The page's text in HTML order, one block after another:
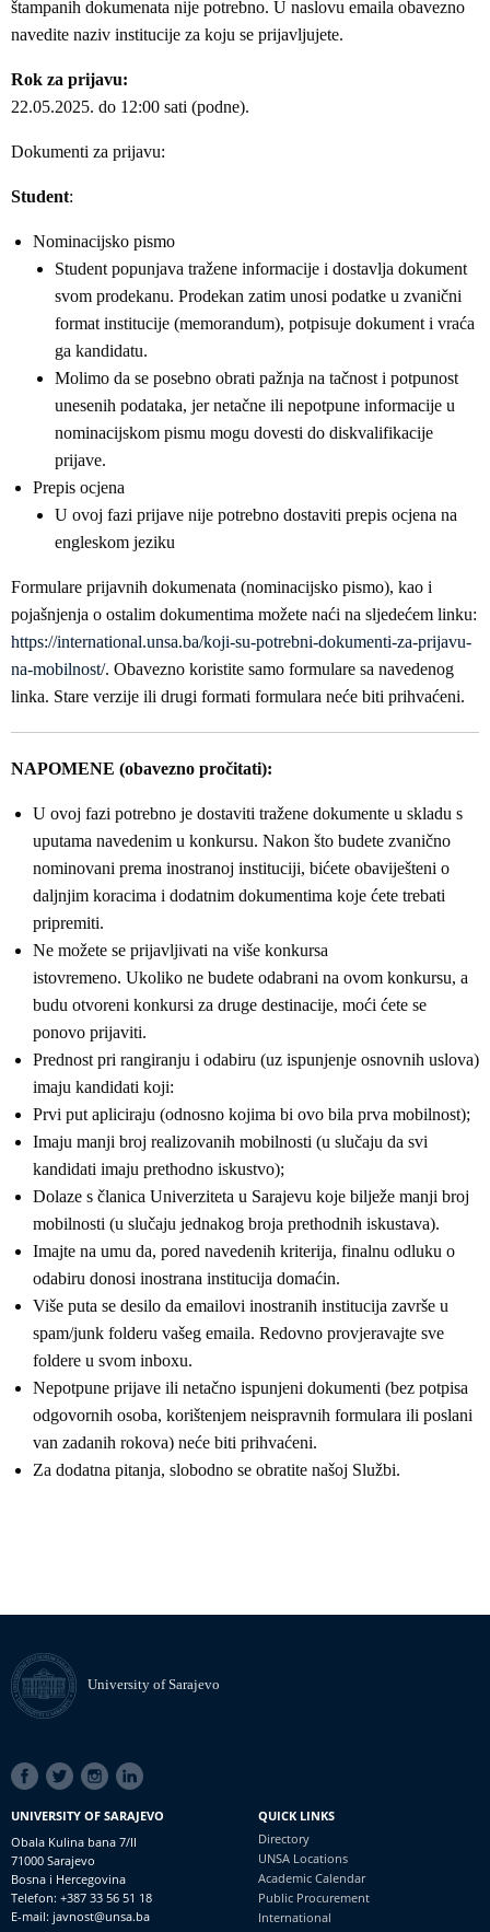
štampanih dokumenata nije potrebno. U naslovu emaila obavezno
navedite naziv institucije za koju se prijavljujete.
Rok za prijavu:
22.05.2025. do 12:00 sati (podne).
Dokumenti za prijavu:
Student:
Nominacijsko pismo
Student popunjava tražene informacije i dostavlja dokument
svom prodekanu. Prodekan zatim unosi podatke u zvanični
format institucije (memorandum), potpisuje dokument i vraća
ga kandidatu.
Molimo da se posebno obrati pažnja na tačnost i potpunost
unesenih podataka, jer netačne ili nepotpune informacije u
nominacijskom pismu mogu dovesti do diskvalifikacije
prijave.
Prepis ocjena
U ovoj fazi prijave nije potrebno dostaviti prepis ocjena na
engleskom jeziku
Formulare prijavnih dokumenata (nominacijsko pismo), kao i
pojašnjenja o ostalim dokumentima možete naći na sljedećem linku:
https://international.unsa.ba/koji-su-potrebni-dokumenti-za-prijavu-
na-mobilnost/. Obavezno koristite samo formulare sa navedenog
linka. Stare verzije ili drugi formati formulara neće biti prihvaćeni.
NAPOMENE (obavezno pročitati):
U ovoj fazi potrebno je dostaviti tražene dokumente u skladu s
uputama navedenim u konkursu. Nakon što budete zvanično
nominovani prema inostranoj instituciji, bićete obaviješteni o
daljnjim koracima i dodatnim dokumentima koje ćete trebati
pripremiti.
Ne možete se prijavljivati na više konkursa
istovremeno. Ukoliko ne budete odabrani na ovom konkursu, a
budu otvoreni konkursi za druge destinacije, moći ćete se
ponovo prijaviti.
Prednost pri rangiranju i odabiru (uz ispunjenje osnovnih uslova)
imaju kandidati koji:
Prvi put apliciraju (odnosno kojima bi ovo bila prva mobilnost);
Imaju manji broj realizovanih mobilnosti (u slučaju da svi
kandidati imaju prethodno iskustvo);
Dolaze s članica Univerziteta u Sarajevu koje bilježe manji broj
mobilnosti (u slučaju jednakog broja prethodnih iskustava).
Imajte na umu da, pored navedenih kriterija, finalnu odluku o
odabiru donosi inostrana institucija domaćin.
Više puta se desilo da emailovi inostranih institucija završe u
spam/junk folderu vašeg emaila. Redovno provjeravajte sve
foldere u svom inboxu.
Nepotpune prijave ili netačno ispunjeni dokumenti (bez potpisa
odgovornih osoba, korištenjem neispravnih formulara ili poslani
van zadanih rokova) neće biti prihvaćeni.
Za dodatna pitanja, slobodno se obratite našoj Službi.
University of Sarajevo
SOCIAL
LINKS
UNIVERSITY OF SARAJEVO
Obala Kulina bana 7/II
71000 Sarajevo
Bosna i Hercegovina
Telefon: +387 33 56 51 18
E-mail: javnost@unsa.ba
QUICK LINKS
Directory
UNSA Locations
Academic Calendar
Public Procurement
International